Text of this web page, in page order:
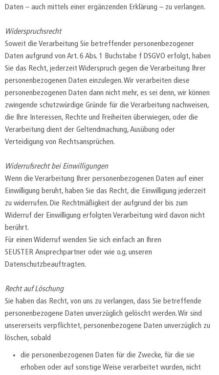
Daten – auch mittels einer ergänzenden Erklärung – zu verlangen.
Widerspruchsrecht
Soweit die Verarbeitung Sie betreffender personenbezogener
Daten aufgrund von Art. 6 Abs. 1 Buchstabe f DSGVO erfolgt, haben
Sie das Recht, jederzeit Widerspruch gegen die Verarbeitung Ihrer
personenbezogenen Daten einzulegen. Wir verarbeiten diese
personenbezogenen Daten dann nicht mehr, es sei denn, wir können
zwingende schutzwürdige Gründe für die Verarbeitung nachweisen,
die Ihre Interessen, Rechte und Freiheiten überwiegen, oder die
Verarbeitung dient der Geltendmachung, Ausübung oder
Verteidigung von Rechtsansprüchen.
Widerrufsrecht bei Einwilligungen
Wenn die Verarbeitung Ihrer personenbezogenen Daten auf einer
Einwilligung beruht, haben Sie das Recht, die Einwilligung jederzeit
zu widerrufen. Die Rechtmäßigkeit der aufgrund der bis zum
Widerruf der Einwilligung erfolgten Verarbeitung wird davon nicht
berührt.
Für einen Widerruf wenden Sie sich einfach an Ihren
SEUSTER Ansprechpartner oder wie o.g. unseren
Datenschutzbeauftragten.
Recht auf Löschung
Sie haben das Recht, von uns zu verlangen, dass Sie betreffende
personenbezogene Daten unverzüglich gelöscht werden. Wir sind
unsererseits verpflichtet, personenbezogene Daten unverzüglich zu
löschen, sobald
die personenbezogenen Daten für die Zwecke, für die sie
erhoben oder auf sonstige Weise verarbeitet wurden, nicht